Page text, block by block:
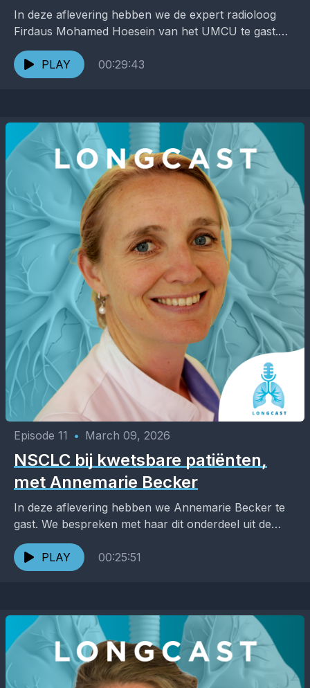
In deze aflevering hebben we de expert radioloog
Firdaus Mohamed Hoesein van het UMCU te gast.
We bespreken met hem de veranderende wereld
rondom...
PLAY 00:29:43
Episode 11 • March 09, 2026
NSCLC bij kwetsbare patiënten,
met Annemarie Becker
In deze aflevering hebben we Annemarie Becker te
gast. We bespreken met haar dit onderdeel uit de
nieuwe FMS richtlijn NSCLC. Wat kunnen we...
PLAY
00:25:51